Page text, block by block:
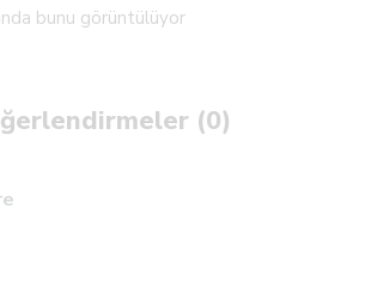
bunu görüntülüyor
(0)